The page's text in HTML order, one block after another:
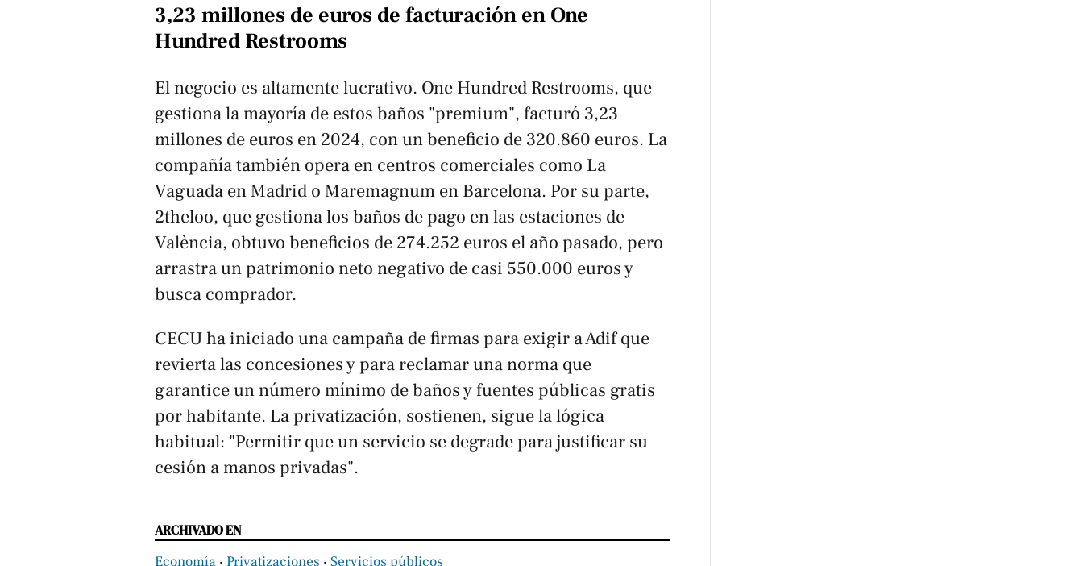
3,23 millones de euros de facturación en One
Hundred Restrooms
El negocio es altamente lucrativo. One Hundred Restrooms, que
gestiona la mayoría de estos baños "premium", facturó 3,23
millones de euros en 2024, con un beneficio de 320.860 euros. La
compañía también opera en centros comerciales como La
Vaguada en Madrid o Maremagnum en Barcelona. Por su parte,
2theloo, que gestiona los baños de pago en las estaciones de
València, obtuvo beneficios de 274.252 euros el año pasado, pero
arrastra un patrimonio neto negativo de casi 550.000 euros y
busca comprador.
CECU ha iniciado una campaña de firmas para exigir a Adif que
revierta las concesiones y para reclamar una norma que
garantice un número mínimo de baños y fuentes públicas gratis
por habitante. La privatización, sostienen, sigue la lógica
habitual: "Permitir que un servicio se degrade para justificar su
cesión a manos privadas".
ARCHIVADO EN
Economía ‧ Privatizaciones ‧ Servicios públicos